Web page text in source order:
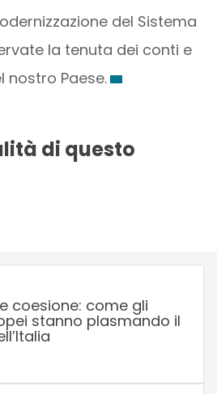
del Sistema
la tenuta dei conti e
nostro Paese.
di questo
coesione: come gli
stanno plasmando il